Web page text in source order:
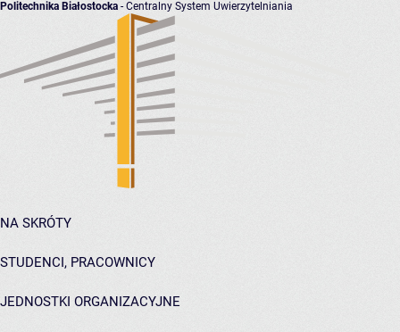
Politechnika Białostocka - Centralny System Uwierzytelniania
NA SKRÓTY
STUDENCI, PRACOWNICY
JEDNOSTKI ORGANIZACYJNE